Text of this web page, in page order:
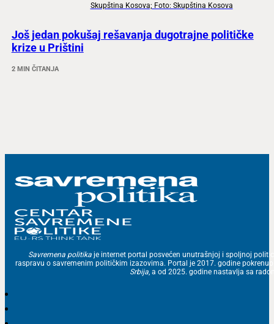
Skupština Kosova; Foto: Skupština Kosova
Još jedan pokušaj rešavanja dugotrajne političke
krize u Prištini
2 MIN ČITANJA
Savremena politika je internet portal posvećen unutrašnjoj i spoljnoj
raspravu o savremenim političkim izazovima. Portal je 2017. godine
Srbija , a od 2025. godine nastavlja sa